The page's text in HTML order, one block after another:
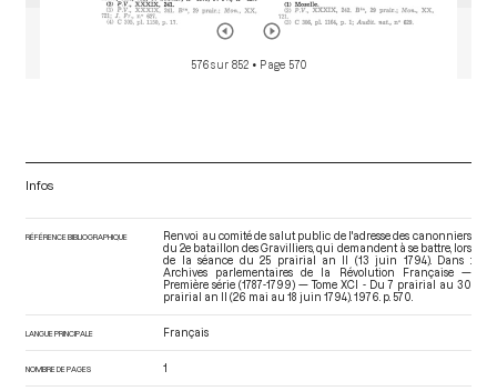
576 sur 852 • Page 570
Infos
RÉFÉRENCE BIBLIOGRAPHIQUE
Renvoi au comité de salut public de l'adresse des canonniers
du 2e bataillon des Gravilliers, qui demandent à se battre, lors
de la séance du 25 prairial an II (13 juin 1794). Dans :
Archives parlementaires de la Révolution Française —
Première série (1787-1799) — Tome XCI - Du 7 prairial au 30
prairial an II (26 mai au 18 juin 1794) . 1976. p. 570.
LANGUE PRINCIPALE Français
NOMBRE DE PAGES 1